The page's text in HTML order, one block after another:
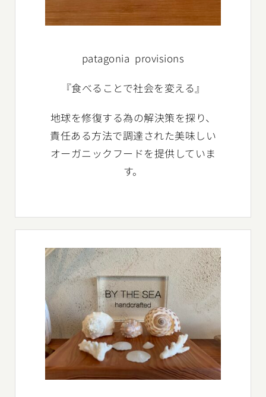
patagonia provisions
『食べることで社会を変える』
地球を修復する為の解決策を探り、
責任ある方法で調達された美味しい
オーガニックフードを提供していま
す。